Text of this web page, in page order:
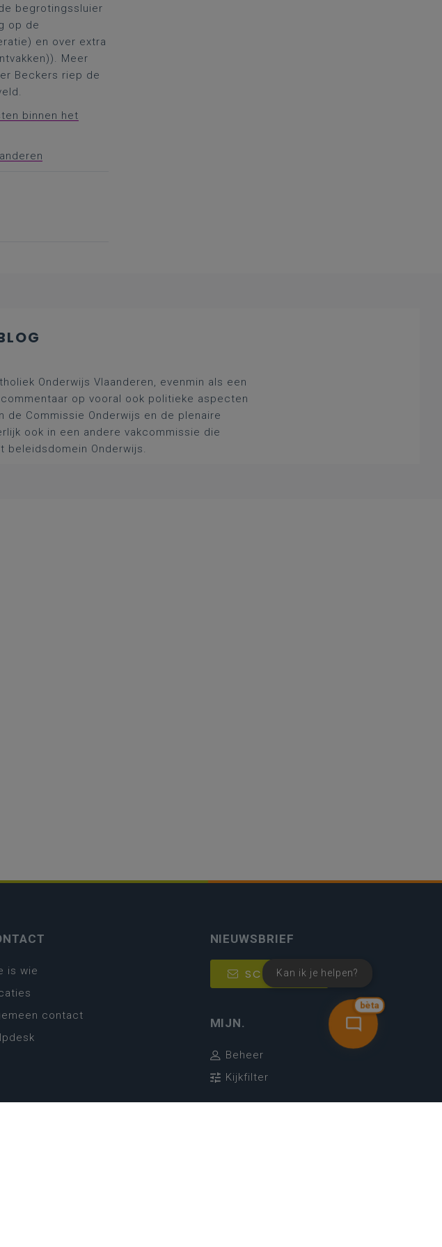
begrotingssluier
op de
en over extra
Meer
Beckers riep de
binnen het
Onderwijs Vlaanderen, evenmin als een
op vooral ook politieke aspecten
Commissie Onderwijs en de plenaire
ook in een andere vakcommissie die
beleidsdomein Onderwijs.
bèta
Kan ik je helpen?
is wie
contact
NIEUWSBRIEF
SCHRIJF IN
MIJN.
Beheer
Kijkfilter